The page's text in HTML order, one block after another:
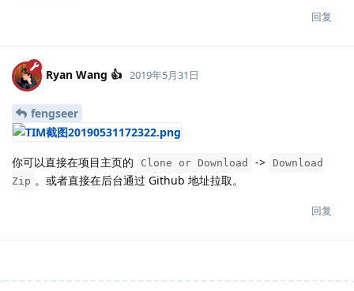
回复
Ryan Wang 👍 2019年5月31日
fengseer
你可以直接在项目主页的 Clone or Download ->
Download
Zip 。或者直接在后台通过 Github 地址拉取。
回复